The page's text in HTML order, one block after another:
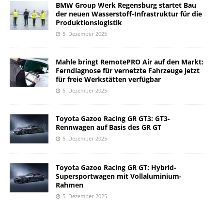
BMW Group Werk Regensburg startet Bau
der neuen Wasserstoff-Infrastruktur für die
Produktionslogistik
5. Dezember 2025
Mahle bringt RemotePRO Air auf den Markt:
Ferndiagnose für vernetzte Fahrzeuge jetzt
für freie Werkstätten verfügbar
5. Dezember 2025
Toyota Gazoo Racing GR GT3: GT3-
Rennwagen auf Basis des GR GT
5. Dezember 2025
Toyota Gazoo Racing GR GT: Hybrid-
Supersportwagen mit Vollaluminium-
Rahmen
5. Dezember 2025